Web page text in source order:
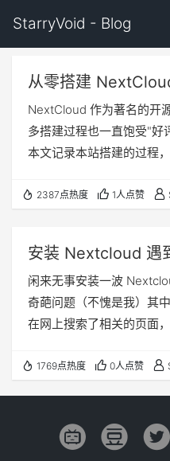
StarryVoid - Blog
从零搭建
NextCloud 作为著名的开
多搭建过程也一直饱受"好
本文记录本站搭建的过程
2387点热度 1人点赞
安装 Nextcloud 遇
闲来无事安装一波
奇葩问题（不愧是我）其
在网上搜索了相关的页面
1769点热度 0人点赞